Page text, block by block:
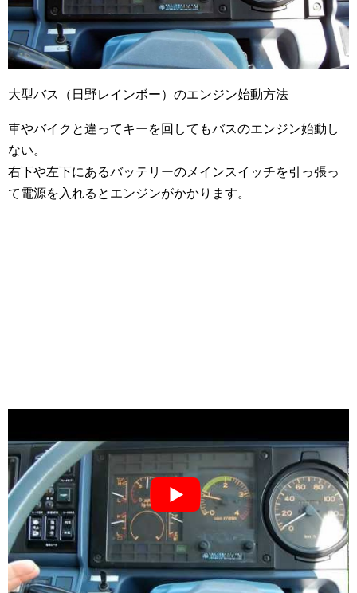
大型バス（日野レインボー）のエンジン始動方法
車やバイクと違ってキーを回してもバスのエンジン始動し
ない。
右下や左下にあるバッテリーのメインスイッチを引っ張っ
て電源を入れるとエンジンがかかります。